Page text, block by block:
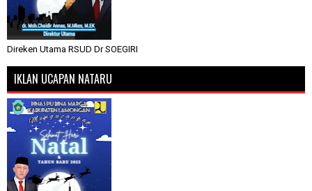
Direken Utama RSUD Dr SOEGIRI
IKLAN UCAPAN NATARU